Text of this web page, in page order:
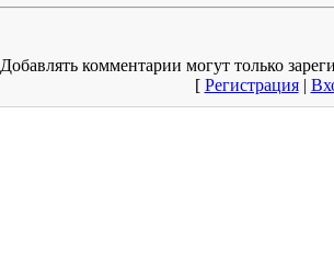
Добавлять комментарии могут только
[ Регистрация|